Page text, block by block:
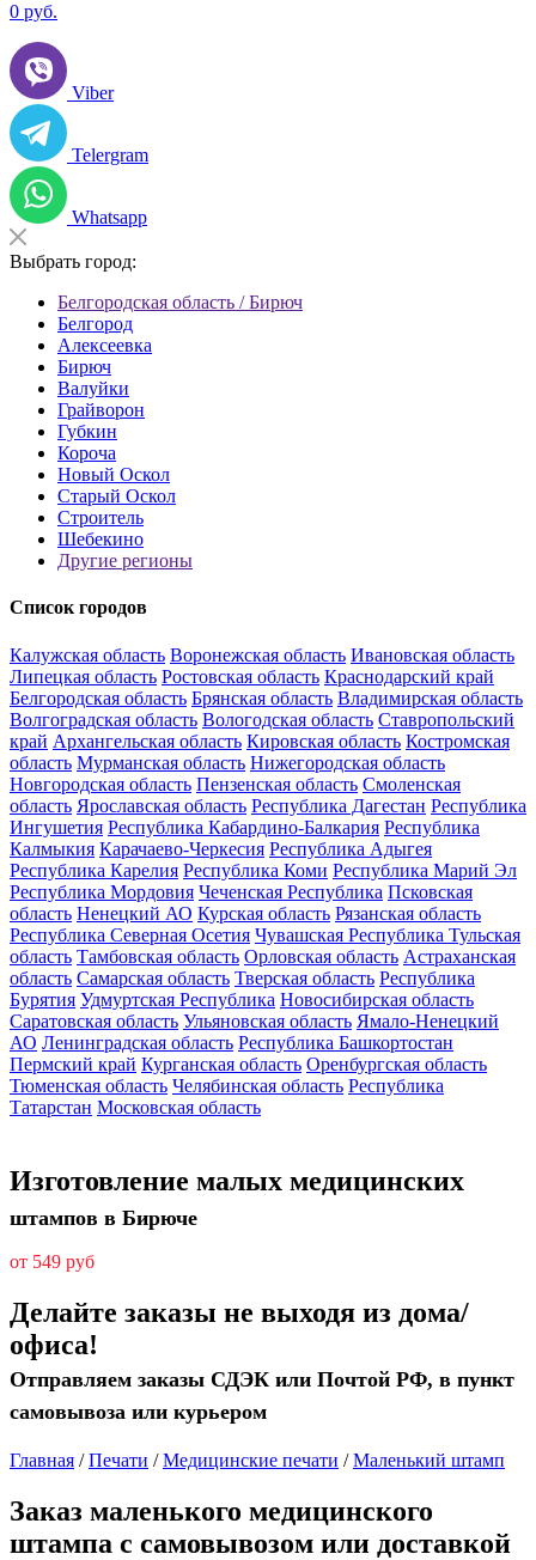
0 руб.
Viber
Telergram
Whatsapp
Выбрать город:
Белгородская область / Бирюч
Белгород
Алексеевка
Бирюч
Валуйки
Грайворон
Губкин
Короча
Новый Оскол
Старый Оскол
Строитель
Шебекино
Другие регионы
Список городов
Калужская область Воронежская область Ивановская область
Липецкая область Ростовская область Краснодарский край
Белгородская область Брянская область Владимирская область
Волгоградская область Вологодская область Ставропольский
край Архангельская область Кировская область Костромская
область Мурманская область Нижегородская область
Новгородская область Пензенская область Смоленская
область Ярославская область Республика Дагестан Республика
Ингушетия Республика Кабардино-Балкария Республика
Калмыкия Карачаево-Черкесия Республика Адыгея
Республика Карелия Республика Коми Республика Марий Эл
Республика Мордовия Чеченская Республика Псковская
область Ненецкий АО Курская область Рязанская область
Республика Северная Осетия Чувашская Республика Тульская
область Тамбовская область Орловская область Астраханская
область Самарская область Тверская область Республика
Бурятия Удмуртская Республика Новосибирская область
Саратовская область Ульяновская область Ямало-Ненецкий
АО Ленинградская область Республика Башкортостан
Пермский край Курганская область Оренбургская область
Тюменская область Челябинская область Республика
Татарстан Московская область
Изготовление малых медицинских
штампов в Бирюче
от 549 руб
Делайте заказы не выходя из дома/
офиса!
Отправляем заказы СДЭК или Почтой РФ, в пункт
самовывоза или курьером
Главная /Печати /Медицинские печати /Маленький штамп
Заказ маленького медицинского
штампа с самовывозом или доставкой